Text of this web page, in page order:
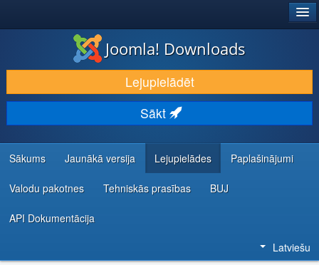
LEJUPIELĀDĒT UN PAPLAŠINĀT
ATKLĀJ UN IEMĀCIES
KOPIENA UN ATBALSTS
IZSTRĀDĀTĀJU RESURSI
Joomla! Downloads
Lejupielādēt
Sākt
Sākums Jaunākā versija Lejupielādes Paplašinājumi
Valodu pakotnes Tehniskās prasības BUJ
API Dokumentācija
Latviešu